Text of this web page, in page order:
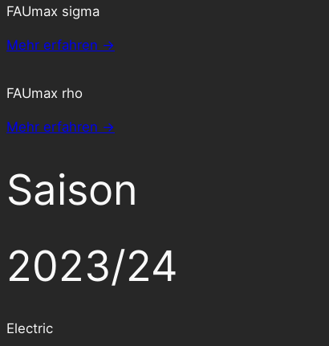
FAUmax sigma
Mehr erfahren →
FAUmax rho
Mehr erfahren →
Saison
2023/24
Electric